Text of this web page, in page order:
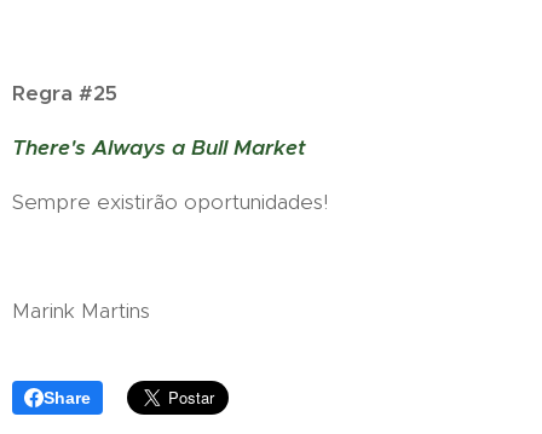
Regra #25
There's Always a Bull Market
Sempre existirão oportunidades!
Marink Martins
Share